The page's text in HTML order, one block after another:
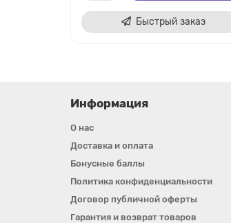
Быстрый заказ
Информация
О нас
Доставка и оплата
Бонусные баллы
Политика конфиденциальности
Договор публичной оферты
Гарантия и возврат товаров